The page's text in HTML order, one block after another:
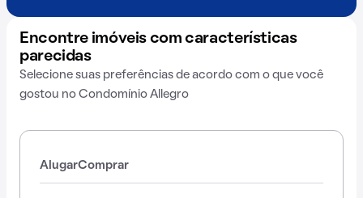
Encontre imóveis com características
parecidas
Selecione suas preferências de acordo com o que você
gostou no Condomínio Allegro
AlugarComprar